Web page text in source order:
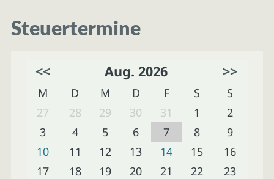
Steuertermine
<< Aug. 2026 >>
M D M D F S
S
27
28 29 30 31 1
2
3
4 5 6 7 8
9
10
11 12 13 14 15
16
17
18 19 20 21 22
23